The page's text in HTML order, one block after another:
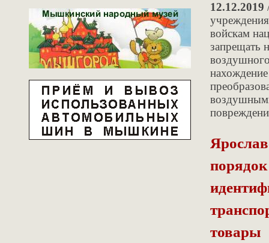
12.12.2019
войскам
запрещать
товары